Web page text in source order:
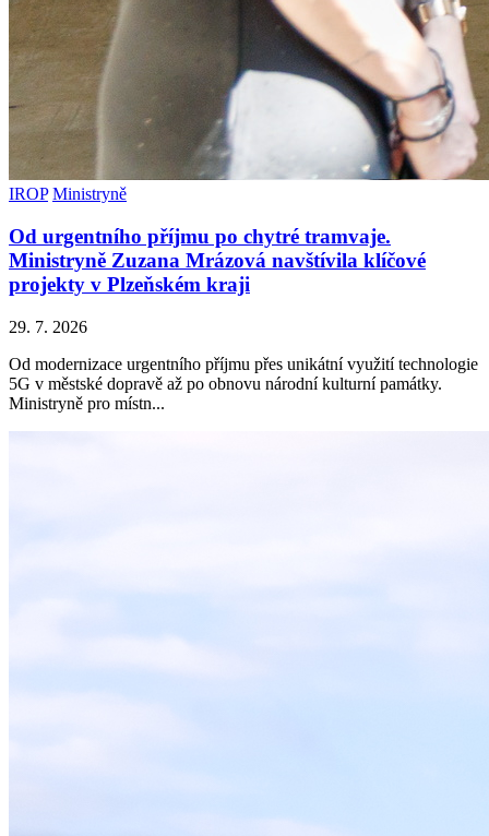
IROP Ministryně
Od urgentního příjmu po chytré tramvaje.
Ministryně Zuzana Mrázová navštívila klíčové
projekty v Plzeňském kraji
29. 7. 2026
Od modernizace urgentního příjmu přes unikátní využití technologie
5G v městské dopravě až po obnovu národní kulturní památky.
Ministryně pro místn...